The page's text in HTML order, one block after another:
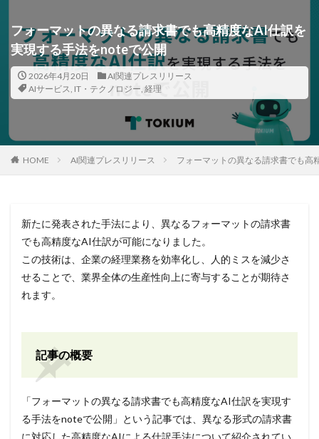
フォーマットの異なる請求書でも高精度なAI仕訳を
実現する手法をnoteで公開
2026年4月20日
AI関連プレスリリース
AIサービス, IT・テクノロジー, 経理
HOME AI関連プレスリリース フォーマットの異なる請求書でも高
新たに発表された手法により、異なるフォーマットの請求書
でも高精度なAI仕訳が可能になりました。
この技術は、企業の経理業務を効率化し、人的ミスを減少さ
せることで、業界全体の生産性向上に寄与することが期待さ
れます。
記事の概要
「フォーマットの異なる請求書でも高精度なAI仕訳を実現す
る手法をnoteで公開」という記事では、異なる形式の請求書
に対応した高精度なAIによる仕訳手法について紹介されてい